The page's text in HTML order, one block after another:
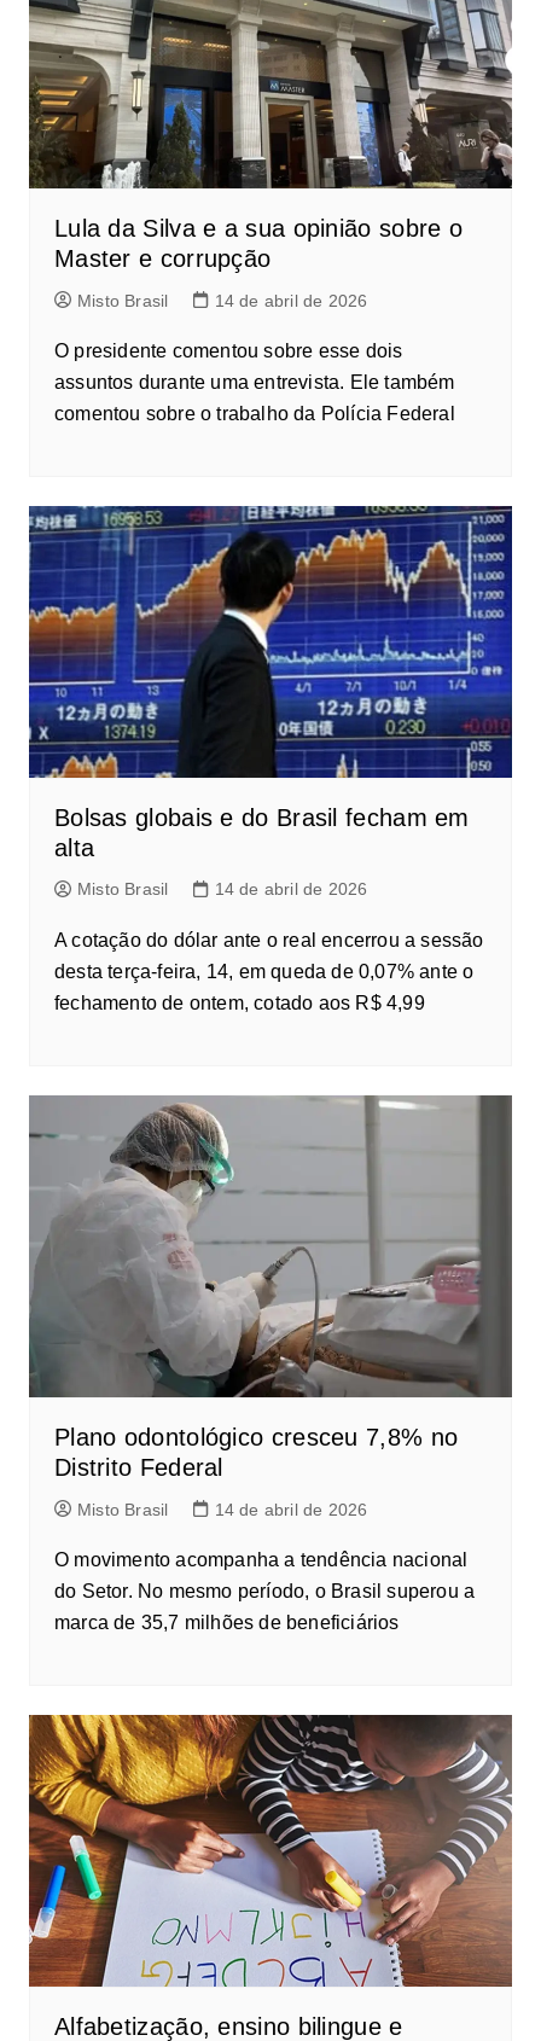
Lula da Silva e a sua opinião sobre o
Master e corrupção
Misto Brasil 14 de abril de 2026
O presidente comentou sobre esse dois
assuntos durante uma entrevista. Ele também
comentou sobre o trabalho da Polícia Federal
Bolsas globais e do Brasil fecham em
alta
Misto Brasil 14 de abril de 2026
A cotação do dólar ante o real encerrou a sessão
desta terça-feira, 14, em queda de 0,07% ante o
fechamento de ontem, cotado aos R$ 4,99
Plano odontológico cresceu 7,8% no
Distrito Federal
Misto Brasil 14 de abril de 2026
O movimento acompanha a tendência nacional
do Setor. No mesmo período, o Brasil superou a
marca de 35,7 milhões de beneficiários
Alfabetização, ensino bilingue e